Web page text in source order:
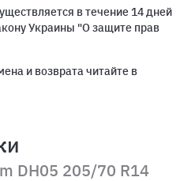
в течение 14 дней
Украины "О защите прав
и возврата читайте в
DH05 205/70 R14